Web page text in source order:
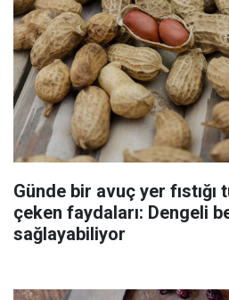
Günde bir avuç yer
çeken faydaları: Dengeli
sağlayabiliyor